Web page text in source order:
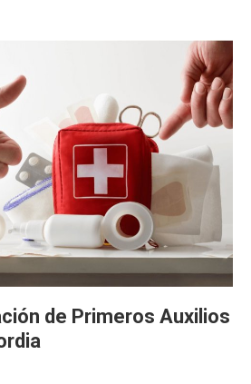
de Primeros Auxilios